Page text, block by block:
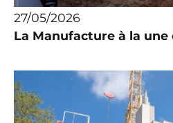
27/05/2026
La Manufacture à la une